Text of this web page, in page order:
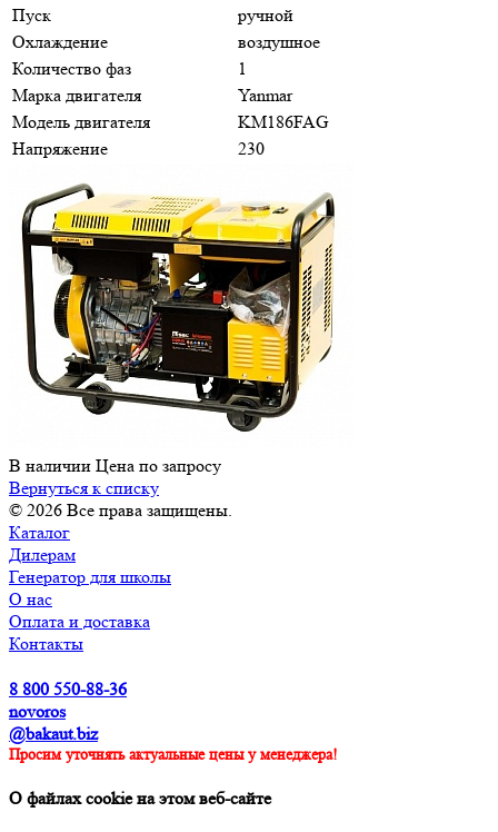
Пуск
ручной
Охлаждение
воздушное
Количество фаз
1
Марка двигателя
Yanmar
Модель двигателя
KM186FAG
Напряжение
230
В наличии Цена по запросу
Вернуться к списку
© 2026 Все права защищены.
Каталог
Дилерам
Генератор для школы
О нас
Оплата и доставка
Контакты
8 800 550-88-36
novoros
@bakaut.biz
Просим уточнять актуальные цены у менеджера!
О файлах cookie на этом веб-сайте